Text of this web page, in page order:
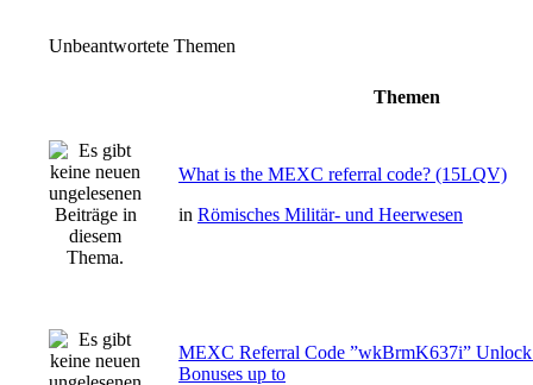
Unbeantwortete Themen
Themen
What is the MEXC referral code? (15LQV)
in Römisches Militär- und Heerwesen
MEXC Referral Code ”wkBrmK637i” Unlock
Bonuses up to